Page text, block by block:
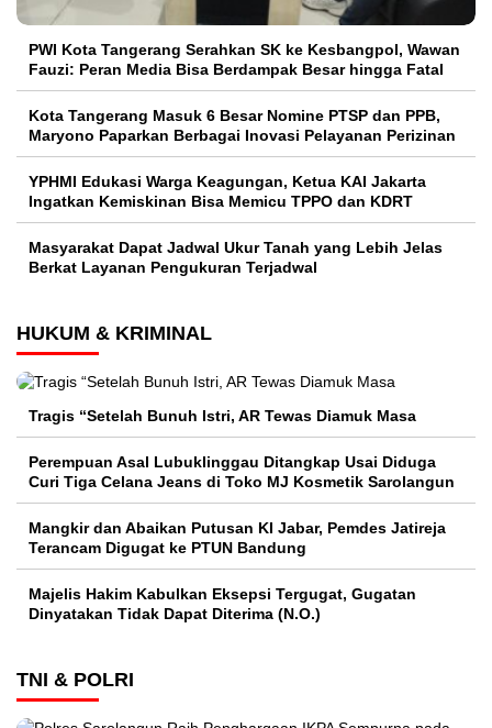
PWI Kota Tangerang Serahkan SK ke Kesbangpol, Wawan
Fauzi: Peran Media Bisa Berdampak Besar hingga Fatal
Kota Tangerang Masuk 6 Besar Nomine PTSP dan PPB,
Maryono Paparkan Berbagai Inovasi Pelayanan Perizinan
YPHMI Edukasi Warga Keagungan, Ketua KAI Jakarta
Ingatkan Kemiskinan Bisa Memicu TPPO dan KDRT
Masyarakat Dapat Jadwal Ukur Tanah yang Lebih Jelas
Berkat Layanan Pengukuran Terjadwal
HUKUM & KRIMINAL
Tragis “Setelah Bunuh Istri, AR Tewas Diamuk Masa
Perempuan Asal Lubuklinggau Ditangkap Usai Diduga
Curi Tiga Celana Jeans di Toko MJ Kosmetik Sarolangun
Mangkir dan Abaikan Putusan KI Jabar, Pemdes Jatireja
Terancam Digugat ke PTUN Bandung
Majelis Hakim Kabulkan Eksepsi Tergugat, Gugatan
Dinyatakan Tidak Dapat Diterima (N.O.)
TNI & POLRI